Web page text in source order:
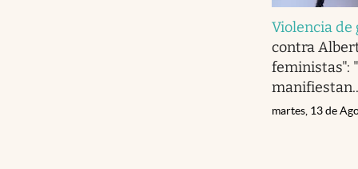
Violencia de
contra
feministas":
martes, 13 de